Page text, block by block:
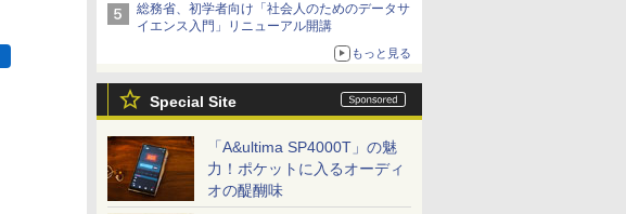
総務省、初学者向け「社会人のためのデータサ
イエンス入門」リニューアル開講
もっと見る
Special Site
「A&ultima SP4000T」の魅
力！ポケットに入るオーディ
オの醍醐味